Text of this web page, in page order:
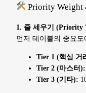
Priority Weight
1. 줄 세우기 (Priority
먼저 테이블의 중요도
Tier 1 (핵심 거
Tier 2 (마스터):
Tier 3 (기타):